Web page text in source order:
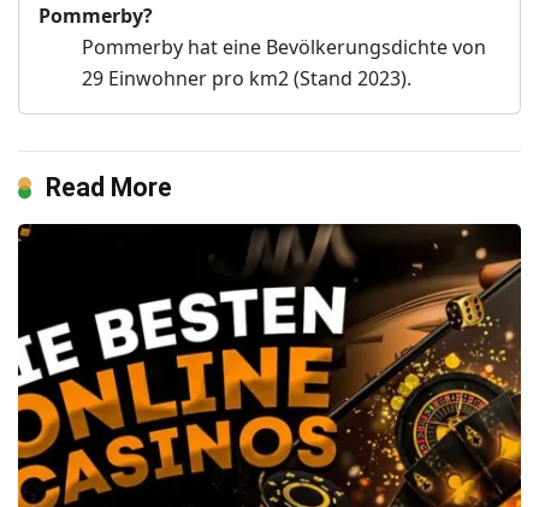
Pommerby?
Pommerby hat eine Bevölkerungsdichte von
29 Einwohner pro km2 (Stand 2023).
Read More